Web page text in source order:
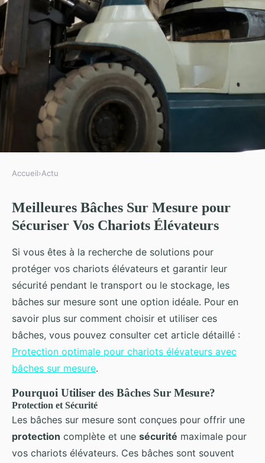
Meilleures bâches sur mesure
pour sécuriser vos chariots
élévateurs
Iris • 10 décembre 2024 • 4 min de lecture
Accueil›Actu
Meilleures Bâches Sur Mesure pour
Sécuriser Vos Chariots Élévateurs
Si vous êtes à la recherche de solutions pour
protéger vos chariots élévateurs et garantir leur
sécurité pendant le transport ou le stockage, les
bâches sur mesure sont une option idéale. Pour en
savoir plus sur comment choisir et utiliser ces
bâches, vous pouvez consulter cet article détaillé :
Protection optimale pour chariots élévateurs avec
bâches sur mesure.
Pourquoi Utiliser des Bâches Sur Mesure?
Protection et Sécurité
Les bâches sur mesure sont conçues pour offrir une
protection complète et une sécurité maximale pour
vos chariots élévateurs. Ces bâches sont souvent